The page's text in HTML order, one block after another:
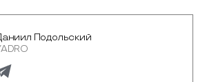
Подольский